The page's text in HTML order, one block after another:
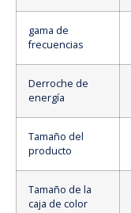
gama de
frecuencias
Derroche de
energía
Tamaño del
producto
Tamaño de la
caja de color